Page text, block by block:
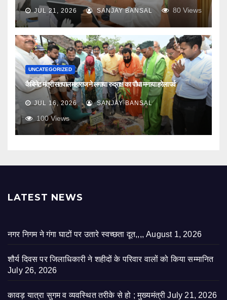
JUL 21, 2026 SANJAY BANSAL 80 Views
UNCATEGORIZED
कैबिनेट मंत्री सतपाल महाराज ने लगाया रुद्राक्ष का पौधा मनाया हरेला पर्व
JUL 16, 2026 SANJAY BANSAL
100Views
LATEST NEWS
नगर निगम ने गंगा घाटों पर उतारे स्वच्छता दूत,,,, August 1, 2026
शौर्य दिवस पर जिलाधिकारी ने शहीदों के परिवार वालों को किया सम्मानित
July 26, 2026
कावड़ यात्रा सुगम व व्यवस्थित तरीके से हो ; मुख्यमंत्री July 21, 2026